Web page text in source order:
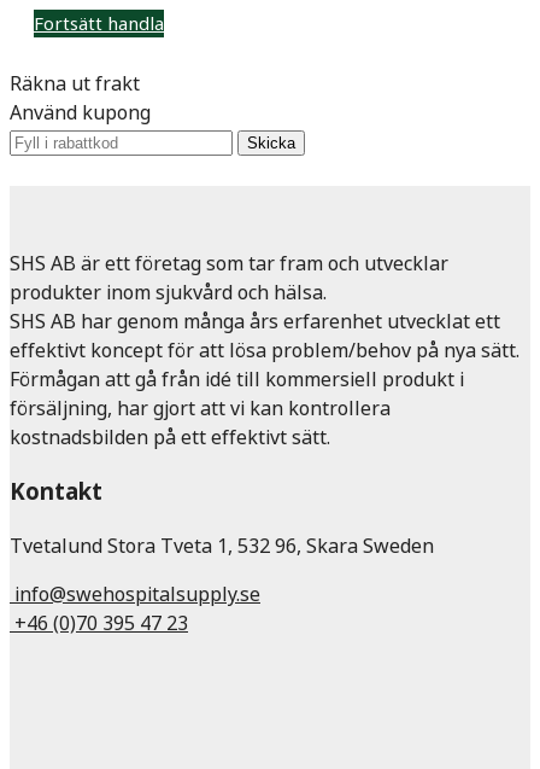
Fortsätt handla
Räkna ut frakt
Använd kupong
Skicka
SHS AB är ett företag som tar fram och utvecklar
produkter inom sjukvård och hälsa.
SHS AB har genom många års erfarenhet utvecklat ett
effektivt koncept för att lösa problem/behov på nya sätt.
Förmågan att gå från idé till kommersiell produkt i
försäljning, har gjort att vi kan kontrollera
kostnadsbilden på ett effektivt sätt.
Kontakt
Tvetalund Stora Tveta 1, 532 96, Skara Sweden
info@swehospitalsupply.se
+46 (0)70 395 47 23